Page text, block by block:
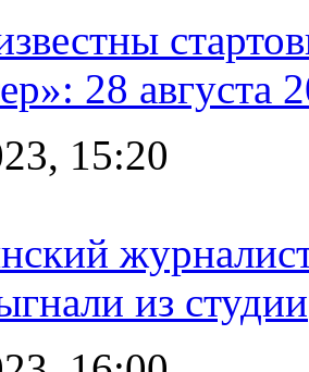
28 августа
15:20
из студии